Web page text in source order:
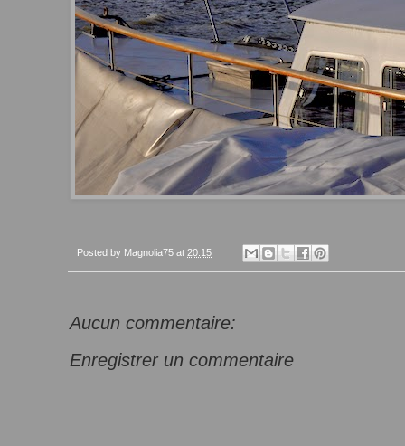
Posted by Magnolia75 at 20:15
Aucun commentaire:
Enregistrer un commentaire